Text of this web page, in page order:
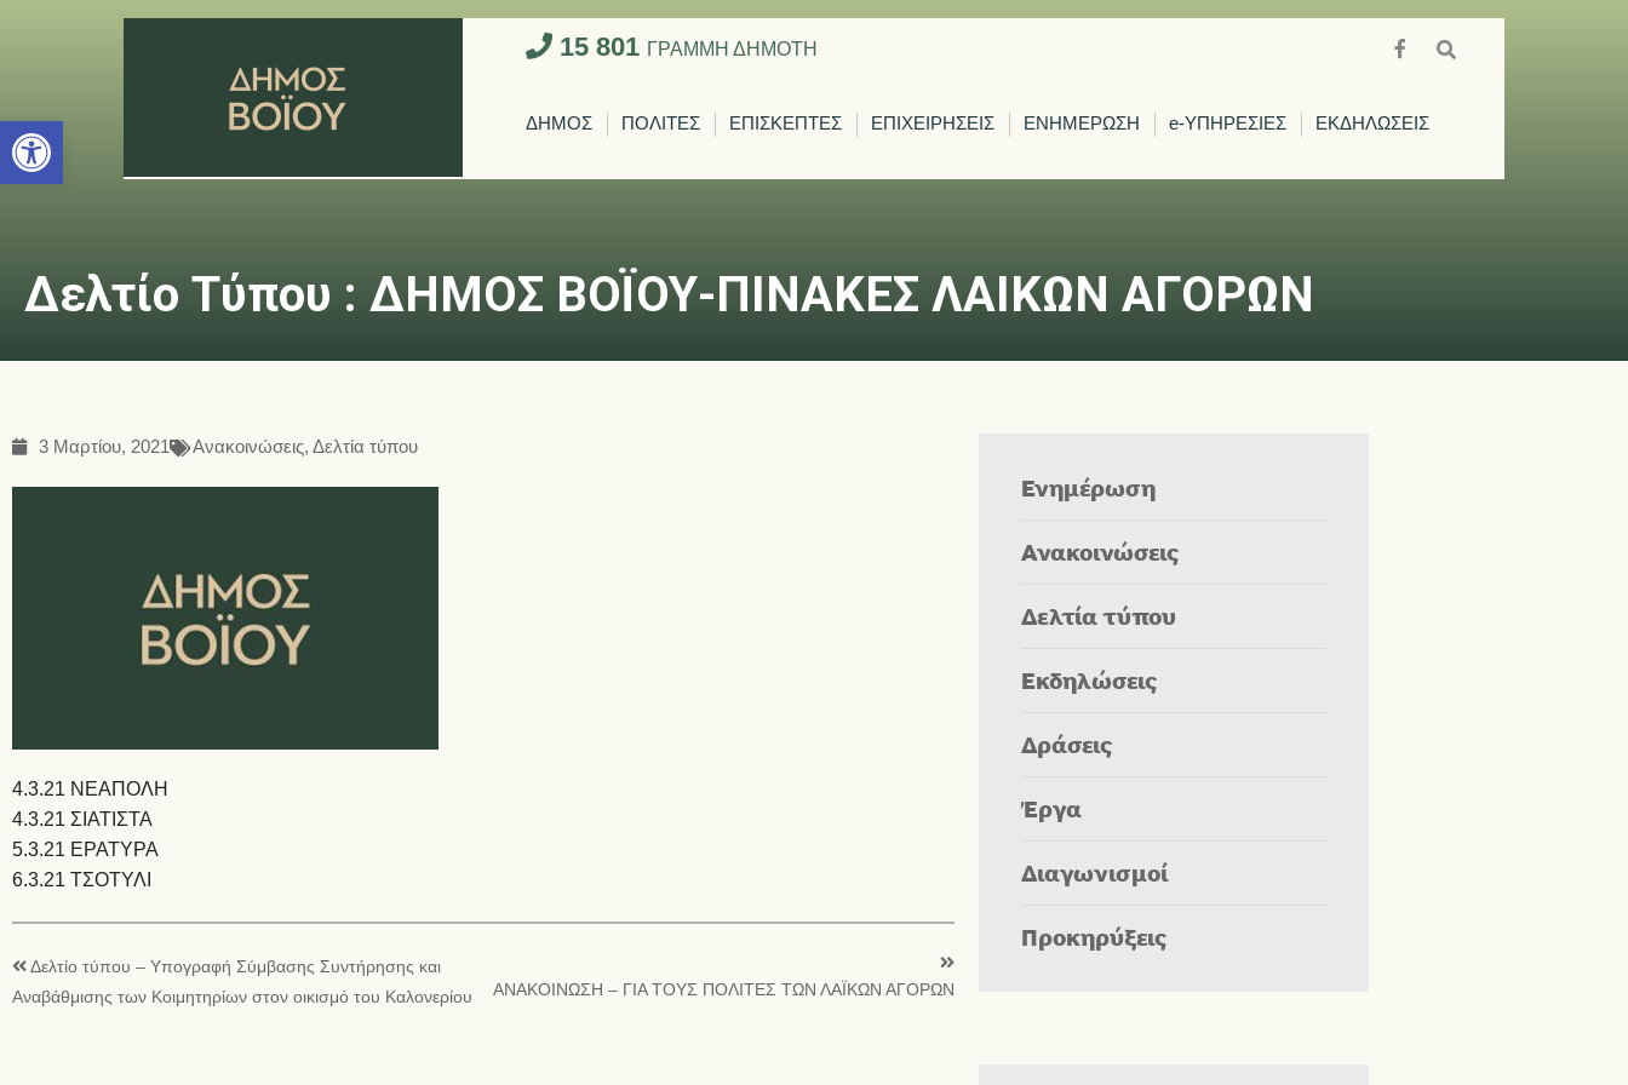
Ανοίξτε τη γραμμή εργαλείων
15 801 ΓΡΑΜΜΗ ΔΗΜΟΤΗ
ΔΗΜΟΣ ΠΟΛΙΤΕΣ ΕΠΙΣΚΕΠΤΕΣ ΕΠΙΧΕΙΡΗΣΕΙΣ ΕΝΗΜΕΡΩΣΗ e-ΥΠΗΡΕΣΙΕΣ ΕΚΔΗΛΩΣΕΙΣ
Δελτίο Τύπου : ΔΗΜΟΣ ΒΟΪΟΥ-ΠΙΝΑΚΕΣ ΛΑΙΚΩΝ ΑΓΟΡΩΝ
3 Μαρτίου, 2021 Ανακοινώσεις,Δελτία τύπου
4.3.21 ΝΕΑΠΟΛΗ
4.3.21 ΣΙΑΤΙΣΤΑ
5.3.21 ΕΡΑΤΥΡΑ
6.3.21 ΤΣΟΤΥΛΙ
Δελτίο τύπου – Υπογραφή Σύμβασης Συντήρησης και
Αναβάθμισης των Κοιμητηρίων στον οικισμό του Καλονερίου
ΑΝΑΚΟΙΝΩΣΗ – ΓΙΑ ΤΟΥΣ ΠΟΛΙΤΕΣ ΤΩΝ ΛΑΪΚΩΝ ΑΓΟΡΩΝ
Ενημέρωση
Ανακοινώσεις
Δελτία τύπου
Εκδηλώσεις
Δράσεις
Έργα
Διαγωνισμοί
Προκηρύξεις